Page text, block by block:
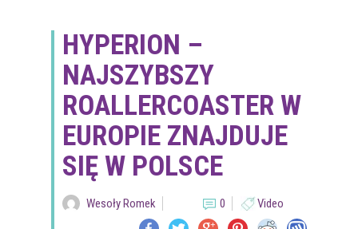
HYPERION –
NAJSZYBSZY
ROALLERCOASTER W
EUROPIE ZNAJDUJE
SIĘ W POLSCE
Wesoły Romek 0 Video